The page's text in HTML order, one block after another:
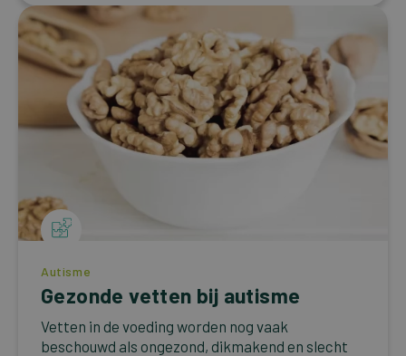
Autisme
Gezonde vetten bij autisme
Vetten in de voeding worden nog vaak
beschouwd als ongezond, dikmakend en slecht